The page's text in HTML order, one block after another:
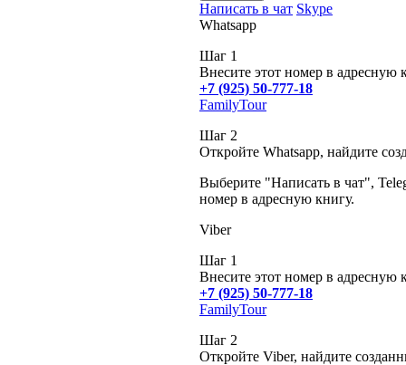
Написать в чат Skype
Whatsapp
Шаг 1
Внесите этот номер в адресную
+7 (925) 50-777-18
FamilyTour
Шаг 2
Откройте Whatsapp, найдите
Выберите "Написать в чат",
номер в адресную книгу.
Viber
Шаг 1
Внесите этот номер в адресную
+7 (925) 50-777-18
FamilyTour
Шаг 2
Откройте Viber, найдите